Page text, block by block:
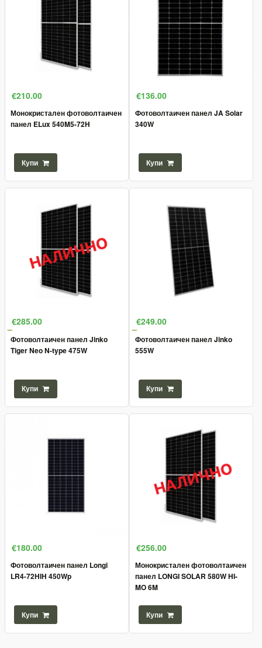
€210.00
Монокристален фотоволтаичен
панел ELux 540M5-72H
Купи
€136.00
Фотоволтаичен панел JA Solar
340W
Купи
€285.00
Фотоволтаичен панел Jinko
Tiger Neo N-type 475W
Купи
€249.00
Фотоволтаичен панел Jinko
555W
Купи
€180.00
Фотоволтаичен панел Longi
LR4-72HIH 450Wp
Купи
€256.00
Монокристален фотоволтаичен
панел LONGI SOLAR 580W HI-
MO 6M
Купи